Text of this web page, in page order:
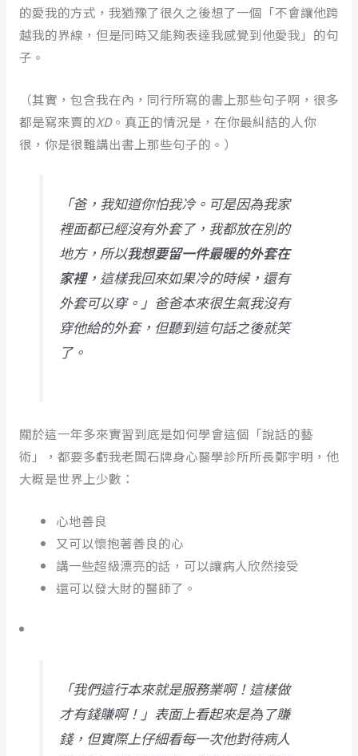
的愛我的方式，我猶豫了很久之後想了一個「不會讓他跨
越我的界線，但是同時又能夠表達我感覺到他愛我」的句
子。
（其實，包含我在內，同行所寫的書上那些句子啊，很多
都是寫來賣的XD。真正的情況是，在你最糾結的人你
很，你是很難講出書上那些句子的。）
「爸，我知道你怕我冷。可是因為我家
裡面都已經沒有外套了，我都放在別的
地方，所以我想要留一件最暖的外套在
家裡，這樣我回來如果冷的時候，還有
外套可以穿。」爸爸本來很生氣我沒有
穿他給的外套，但聽到這句話之後就笑
了。
關於這一年多來實習到底是如何學會這個「說話的藝
術」，都要多虧我老闆石牌身心醫學診所所長鄭宇明，他
大概是世界上少數：
心地善良
又可以懷抱著善良的心
講一些超級漂亮的話，可以讓病人欣然接受
還可以發大財的醫師了。
「我們這行本來就是服務業啊！這樣做
才有錢賺啊！」表面上看起來是為了賺
錢，但實際上仔細看每一次他對待病人